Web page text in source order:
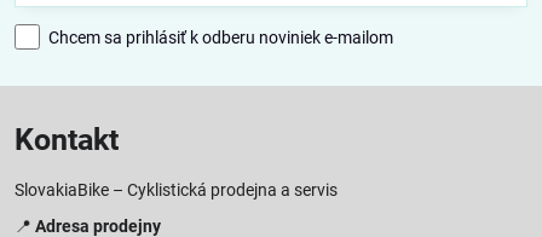
Chcem sa prihlásiť k odberu noviniek e-mailom
Kontakt
SlovakiaBike – Cyklistická prodejna a servis
📍 Adresa prodejny